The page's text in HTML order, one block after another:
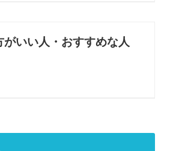
いい人・おすすめな人